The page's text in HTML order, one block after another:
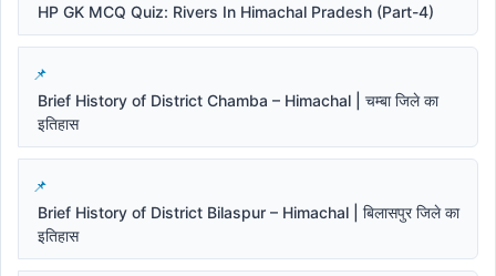
HP GK MCQ Quiz: Rivers In Himachal Pradesh (Part-4)
Brief History of District Chamba – Himachal | चम्बा जिले का
इतिहास
Brief History of District Bilaspur – Himachal | बिलासपुर जिले का
इतिहास